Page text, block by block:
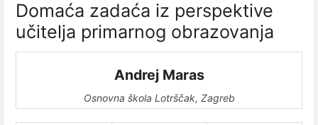
Domaća zadaća iz perspektive
učitelja primarnog obrazovanja
Andrej Maras
Osnovna škola Lotrščak, Zagreb